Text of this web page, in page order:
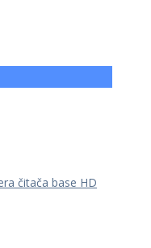
čitača base HD